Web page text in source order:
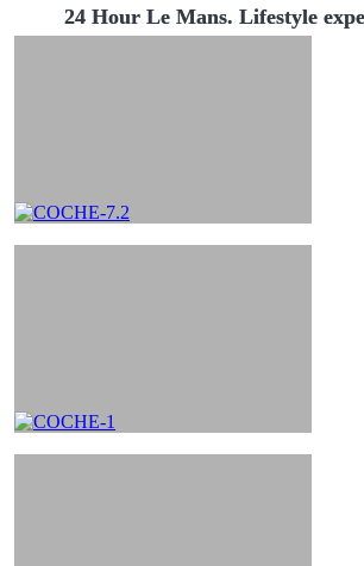
24 Hour Le Mans. Lifestyle